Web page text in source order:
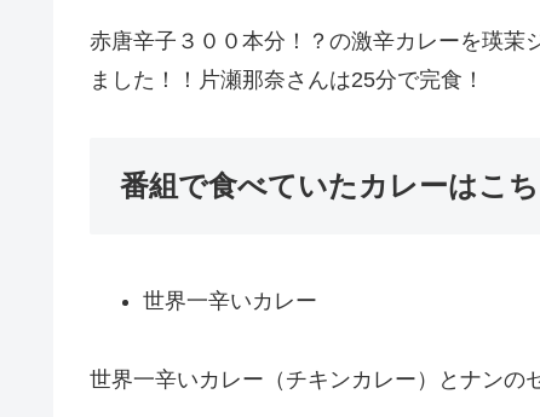
赤唐辛子３００本分！？の激辛カレーを瑛茉
ました！！片瀬那奈さんは25分で完食！
番組で食べていたカレーはこ
世界一辛いカレー
世界一辛いカレー（チキンカレー）とナンの